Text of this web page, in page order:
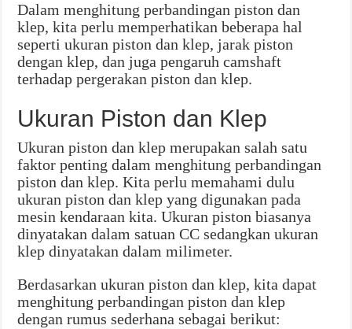
Dalam menghitung perbandingan piston dan
klep, kita perlu memperhatikan beberapa hal
seperti ukuran piston dan klep, jarak piston
dengan klep, dan juga pengaruh camshaft
terhadap pergerakan piston dan klep.
Ukuran Piston dan Klep
Ukuran piston dan klep merupakan salah satu
faktor penting dalam menghitung perbandingan
piston dan klep. Kita perlu memahami dulu
ukuran piston dan klep yang digunakan pada
mesin kendaraan kita. Ukuran piston biasanya
dinyatakan dalam satuan CC sedangkan ukuran
klep dinyatakan dalam milimeter.
Berdasarkan ukuran piston dan klep, kita dapat
menghitung perbandingan piston dan klep
dengan rumus sederhana sebagai berikut: